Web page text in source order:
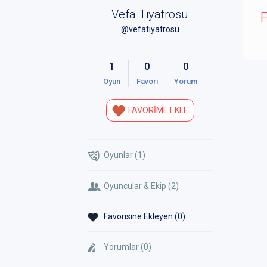
Vefa Tiyatrosu
@vefatiyatrosu
1
Oyun
0
Favori
0
Yorum
FAVORİME EKLE
Oyunlar (1)
Oyuncular & Ekip (2)
Favorisine Ekleyen (0)
Yorumlar (0)